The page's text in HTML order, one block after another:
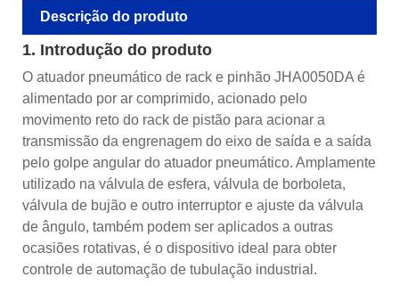
Descrição do produto
1. Introdução do produto
O atuador pneumático de rack e pinhão JHA0050DA é
alimentado por ar comprimido, acionado pelo
movimento reto do rack de pistão para acionar a
transmissão da engrenagem do eixo de saída e a saída
pelo golpe angular do atuador pneumático. Amplamente
utilizado na válvula de esfera, válvula de borboleta,
válvula de bujão e outro interruptor e ajuste da válvula
de ângulo, também podem ser aplicados a outras
ocasiões rotativas, é o dispositivo ideal para obter
controle de automação de tubulação industrial.